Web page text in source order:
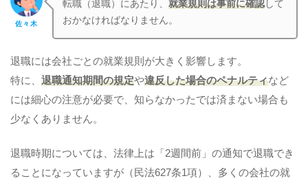
佐々木
転職（退職）にあたり、就業規則は事前に確認 して
おかなければなりません。
退職には会社ごとの就業規則が大きく影響します。
特に、 退職通知期間の規定や違反した場合のペナルティなど
には細心の注意が必要で、知らなかったでは済まない場合も
少なくありません。
退職時期については、法律上は「2週間前」の通知で退職でき
ることになっていますが（民法627条1項）、多くの会社の就